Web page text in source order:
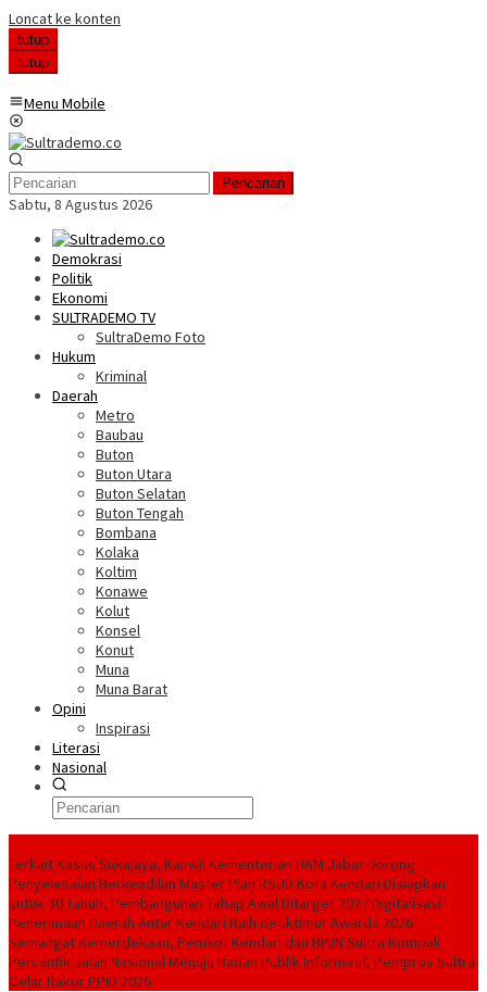
Loncat ke konten
tutup
tutup
Menu Mobile
Pencarian
Sabtu, 8 Agustus 2026
Demokrasi
Politik
Ekonomi
SULTRADEMO TV
SultraDemo Foto
Hukum
Kriminal
Daerah
Metro
Baubau
Buton
Buton Utara
Buton Selatan
Buton Tengah
Bombana
Kolaka
Koltim
Konawe
Kolut
Konsel
Konut
Muna
Muna Barat
Opini
Inspirasi
Literasi
Nasional
‎Terkait Kasus Sukajaya, Kanwil Kementerian HAM Jabar ‎Dorong
Penyelesaian Berkeadilan Master Plan RSUD Kota Kendari Disiapkan
untuk 30 Tahun, Pembangunan Tahap Awal Ditarget 2027Digitalisasi
Penerimaan Daerah Antar Kendari Raih detiktimur Awards 2026
Semangat Kemerdekaan, Pemkot Kendari dan BPJN Sultra Kompak
Percantik Jalan NasionalMenuju Badan Publik Informatif, Pemprov Sultra
Gelar Rakor PPID 2026